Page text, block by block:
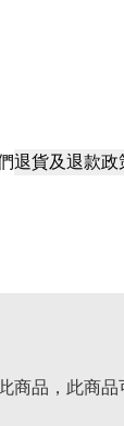
退貨及退款政
商品，此商